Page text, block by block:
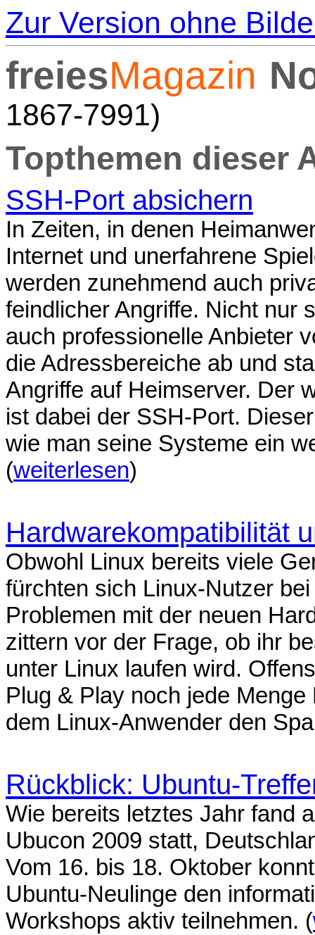
Zur Version ohne
freiesMagazin
1867-7991)
Topthemen dieser
SSH-Port absichern
In Zeiten, in denen
Internet und unerfahrene
werden zunehmend auch
feindlicher Angriffe. Nicht nur
auch professionelle Anbieter
die Adressbereiche ab und
Angriffe auf Heimserver. Der
ist dabei der SSH-Port.
wie man seine Systeme ein
(weiterlesen)
Hardwarekompatibilität
Obwohl Linux bereits viele
fürchten sich Linux-Nutzer
Problemen mit der neuen
zittern vor der Frage, ob ihr
unter Linux laufen wird.
Plug & Play noch jede
dem Linux-Anwender den
Rückblick: Ubuntu-
Wie bereits letztes Jahr fand
Ubucon 2009 statt,
Vom 16. bis 18. Oktober
Ubuntu-Neulinge den
Workshops aktiv teilnehmen. (